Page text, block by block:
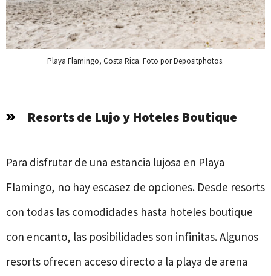
Playa Flamingo, Costa Rica. Foto por Depositphotos.
Resorts de Lujo y Hoteles Boutique
Para disfrutar de una estancia lujosa en Playa
Flamingo, no hay escasez de opciones. Desde resorts
con todas las comodidades hasta hoteles boutique
con encanto, las posibilidades son infinitas. Algunos
resorts ofrecen acceso directo a la playa de arena